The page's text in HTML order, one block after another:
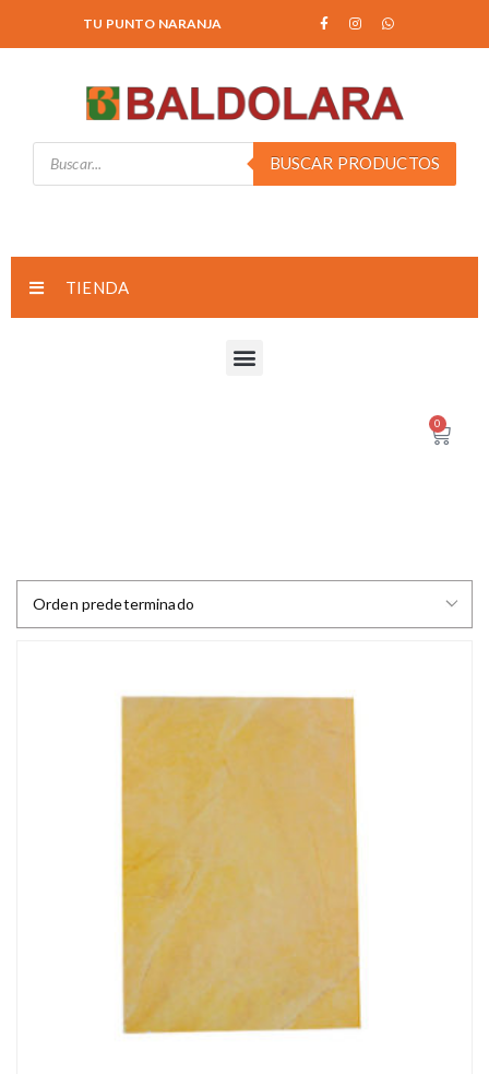
TU PUNTO NARANJA
BUSCAR PRODUCTOS
TIENDA
0